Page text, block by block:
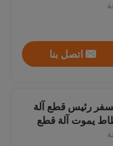
اتصل بنا
السفر رئيس قطع آلة
يموت آلة قطع